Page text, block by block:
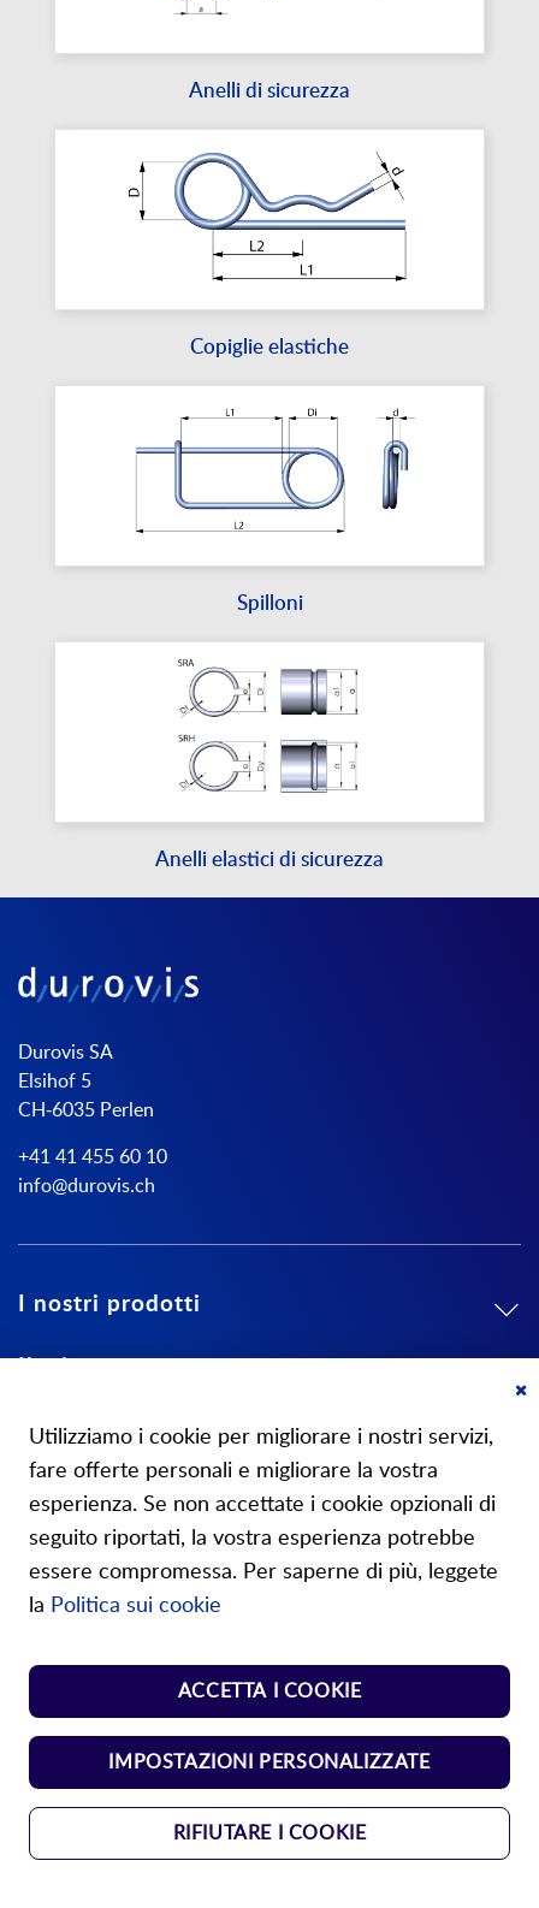
Anelli di sicurezza
Copiglie elastiche
Spilloni
Anelli elastici di sicurezza
Durovis SA
Elsihof 5
CH-6035 Perlen
+41 41 455 60 10
info@durovis.ch
I nostri prodotti
Su di noi
I nostri negozi
Shop molle normalizzate
Shop elementi di manovra
Utilizziamo i cookie per migliorare i nostri servizi,
fare offerte personali e migliorare la vostra
esperienza. Se non accettate i cookie opzionali di
seguito riportati, la vostra esperienza potrebbe
essere compromessa. Per saperne di più, leggete
la Politica sui cookie
ACCETTA I COOKIE
IMPOSTAZIONI PERSONALIZZATE
RIFIUTARE I COOKIE